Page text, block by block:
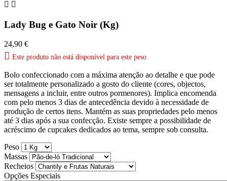
 
Lady Bug e Gato Noir (Kg)
24,90 €
 Este produto não está disponível para este peso
Bolo confeccionado com a máxima atenção ao detalhe e que pode
ser totalmente personalizado a gosto do cliente (cores, objectos,
mensagens a incluir, entre outros pormenores). Implica encomenda
com pelo menos 3 dias de antecedência devido à necessidade de
produção de certos itens. Mantém as suas propriedades pelo menos
até 3 dias após a sua confecção. Existe sempre a possibilidade de
acréscimo de cupcakes dedicados ao tema, sempre sob consulta.
Peso
Massas
Recheios
Opções Especiais